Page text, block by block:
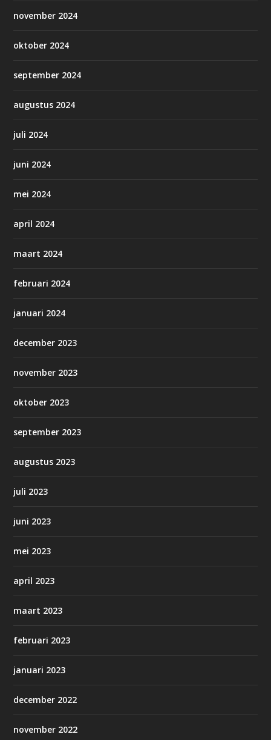
november 2024
oktober 2024
september 2024
augustus 2024
juli 2024
juni 2024
mei 2024
april 2024
maart 2024
februari 2024
januari 2024
december 2023
november 2023
oktober 2023
september 2023
augustus 2023
juli 2023
juni 2023
mei 2023
april 2023
maart 2023
februari 2023
januari 2023
december 2022
november 2022